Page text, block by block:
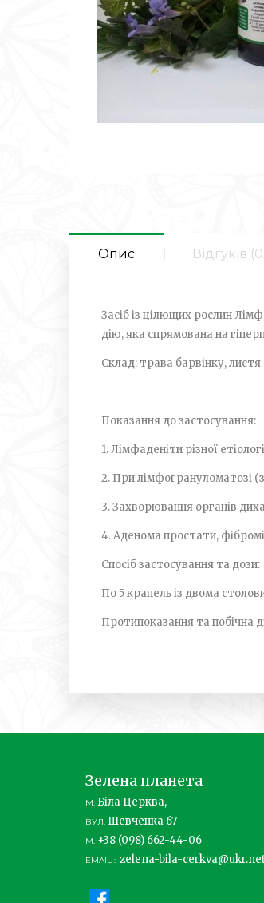
Опис Відгуків
Засіб із цілющих рослин
дію, яка спрямована на
Склад: трава барвінку,
Показання до застосування:
1. Лімфаденіти різної
2. При лімфогрануломатозі
3. Захворювання органів
4. Аденома простати,
Спосіб застосування та дози:
По 5 крапель із двома
Протипоказання та побічна
Зелена планета
М. Біла Церква,
ВУЛ. Шевченка 67
М. +38 (098) 662-44-06
EMAIL : zelena-bila-